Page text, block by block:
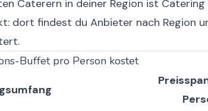
Caterern in deiner Region ist Catering
dort findest du Anbieter nach Region
Buffet pro Person kostet